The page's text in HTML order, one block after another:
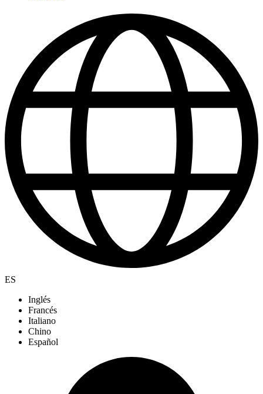
ES
Inglés
Francés
Italiano
Chino
Español